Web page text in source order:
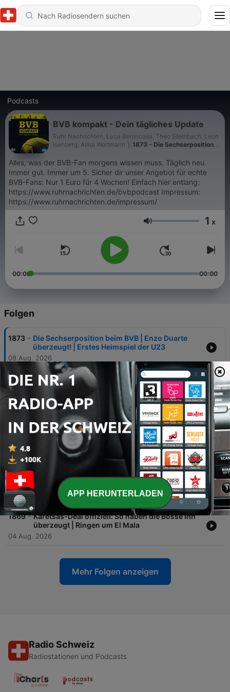
Podcasts
BVB kompakt - Dein tägliches Update
Ruhr Nachrichten, Luca Benincasa, Theo Steinbach, Leon
Isenberg, Alina Wortmann
1873 - Die Sechserposition
der U23
Alles, was der BVB-Fan morgens wissen muss. Täglich neu.
Immer gut. Immer um 5. Sicher dir unser Angebot für echte
BVB-Fans: Nur 1 Euro für 4 Wochen! Einfach hier entlang:
https://www.ruhrnachrichten.de/bvbpodcast Impressum:
https://www.ruhrnachrichten.de/impressum/
Lautstärke 1 x
00:00 00:00
Folgen
1873 - Die Sechserposition beim BVB | Enzo Duarte
überzeugt! | Erstes Heimspiel der U23
08 Aug. 2026
1872 -
BVB-Sportgeschäftsführer Lars Ricken im
Exklusiv-Interview | Das erste Heimspiel der
07 Aug. 2026
1871
Öffentliches BVB-Training mit Karetsas-
Premiere | BVB-Sportdirektor Ole Book gibt
Interview nach dem Training
06 Aug. 2026
1870
Couto vor Wechsel nach Italien | Dortmund
sucht kreative Ergänzungen
05 Aug. 2026
1869 - Karetsas-Deal offiziell: So haben die Bosse ihn
überzeugt | Ringen um El Mala
04 Aug. 2026
Mehr Folgen anzeigen
Radio Schweiz
Radiostationen und Podcasts
APP HERUNTERLADEN